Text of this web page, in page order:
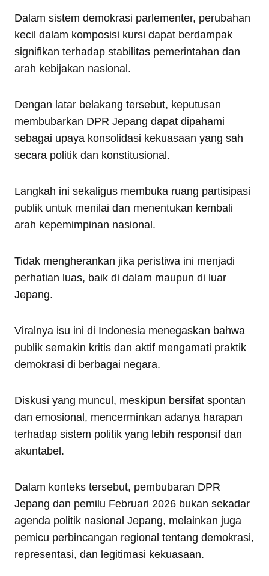
Dalam sistem demokrasi parlementer, perubahan
kecil dalam komposisi kursi dapat berdampak
signifikan terhadap stabilitas pemerintahan dan
arah kebijakan nasional.
Dengan latar belakang tersebut, keputusan
membubarkan DPR Jepang dapat dipahami
sebagai upaya konsolidasi kekuasaan yang sah
secara politik dan konstitusional.
Langkah ini sekaligus membuka ruang partisipasi
publik untuk menilai dan menentukan kembali
arah kepemimpinan nasional.
Tidak mengherankan jika peristiwa ini menjadi
perhatian luas, baik di dalam maupun di luar
Jepang.
Viralnya isu ini di Indonesia menegaskan bahwa
publik semakin kritis dan aktif mengamati praktik
demokrasi di berbagai negara.
Diskusi yang muncul, meskipun bersifat spontan
dan emosional, mencerminkan adanya harapan
terhadap sistem politik yang lebih responsif dan
akuntabel.
Dalam konteks tersebut, pembubaran DPR
Jepang dan pemilu Februari 2026 bukan sekadar
agenda politik nasional Jepang, melainkan juga
pemicu perbincangan regional tentang demokrasi,
representasi, dan legitimasi kekuasaan.